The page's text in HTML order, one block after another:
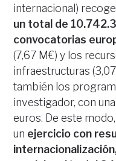
internacional) recoge
un total de
convocatorias
(7,67 M€) y los
infraestructuras
también los
investigador, con
euros. De este
un ejercicio con